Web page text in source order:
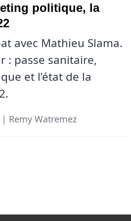
politique, la
avec Mathieu Slama.
: passe sanitaire,
et l’état de la
Remy Watremez